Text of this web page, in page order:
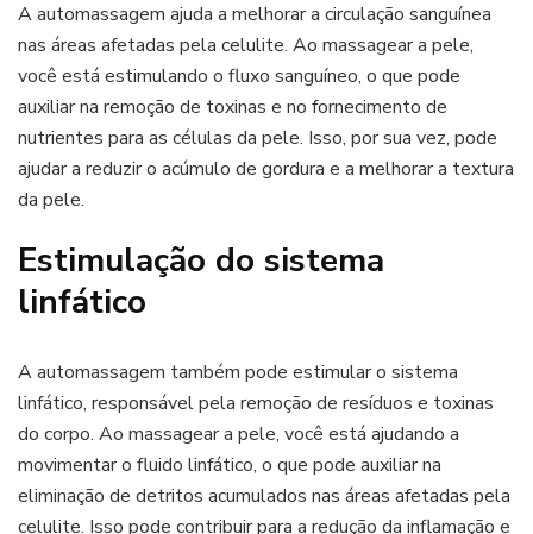
A automassagem ajuda a melhorar a circulação sanguínea
nas áreas afetadas pela celulite. Ao massagear a pele,
você está estimulando o fluxo sanguíneo, o que pode
auxiliar na remoção de toxinas e no fornecimento de
nutrientes para as células da pele. Isso, por sua vez, pode
ajudar a reduzir o acúmulo de gordura e a melhorar a textura
da pele.
Estimulação do sistema
linfático
A automassagem também pode estimular o sistema
linfático, responsável pela remoção de resíduos e toxinas
do corpo. Ao massagear a pele, você está ajudando a
movimentar o fluido linfático, o que pode auxiliar na
eliminação de detritos acumulados nas áreas afetadas pela
celulite. Isso pode contribuir para a redução da inflamação e